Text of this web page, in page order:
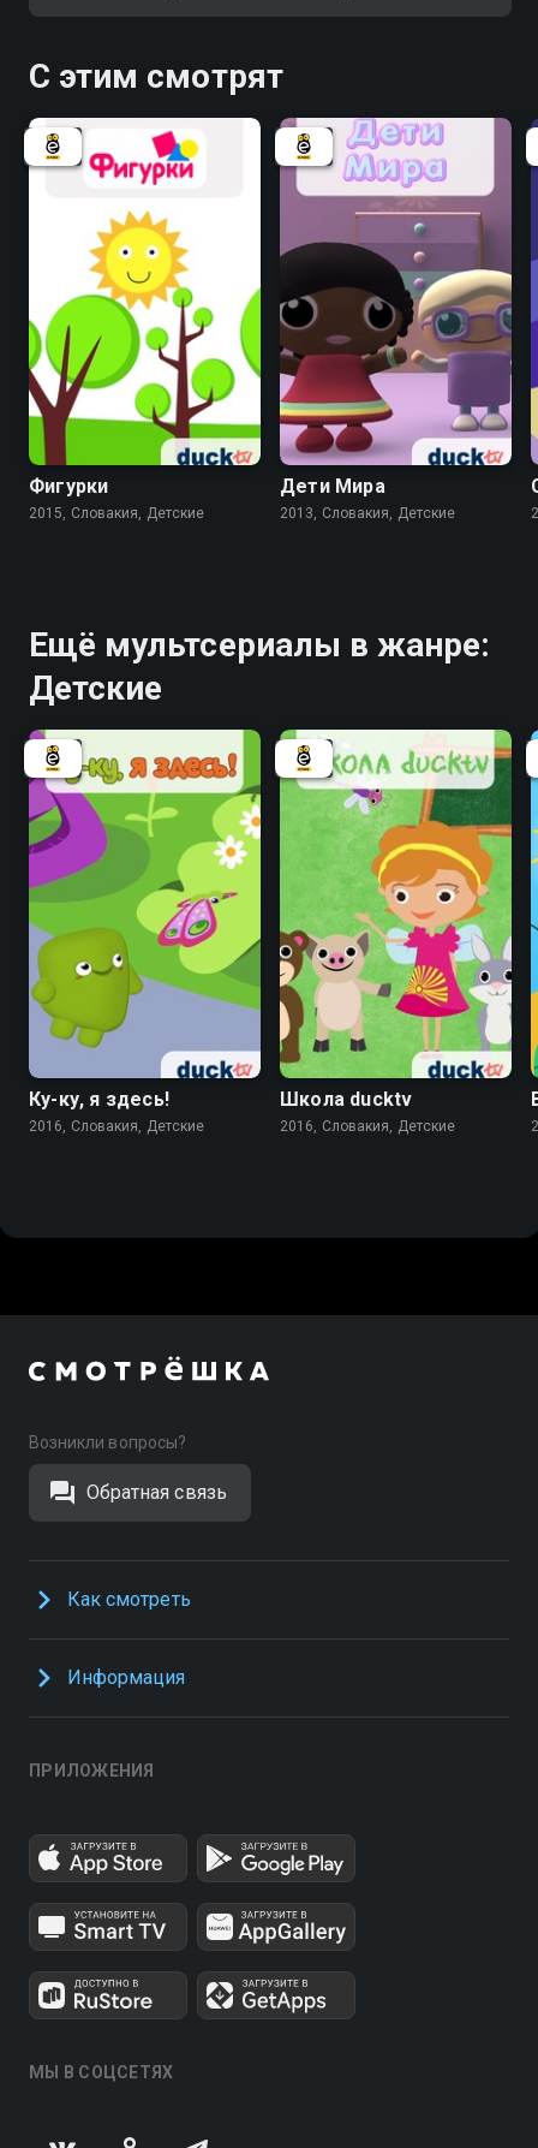
С этим смотрят
Фигурки
2015, Словакия, Детские
Дети Мира
2013, Словакия, Детские
Ещё мультсериалы в жанре:
Детские
Ку-ку, я здесь!
2016, Словакия, Детские
Школа ducktv
2016, Словакия, Детские
Возникли вопросы?
Обратная связь
Как смотреть
Информация
ПРИЛОЖЕНИЯ
МЫ В СОЦСЕТЯХ